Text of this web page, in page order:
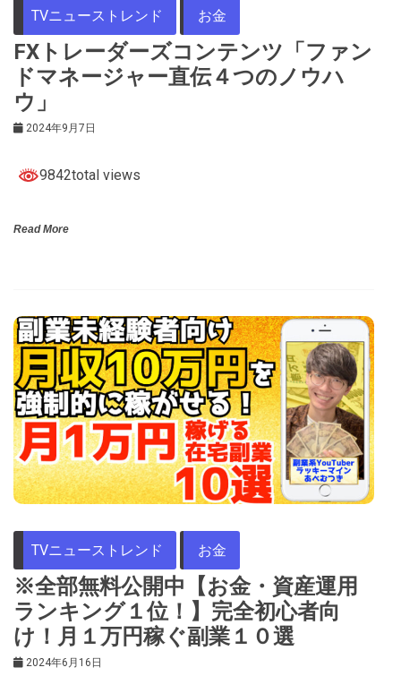
TVニューストレンド お金
FXトレーダーズコンテンツ「ファン
ドマネージャー直伝４つのノウハ
ウ」
2024年9月7日
9842total views
Read More
TVニューストレンド お金
※全部無料公開中【お金・資産運用
ランキング１位！】完全初心者向
け！月１万円稼ぐ副業１０選
2024年6月16日